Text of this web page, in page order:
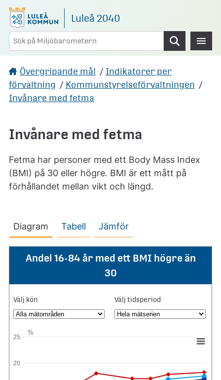
Gå direkt till sidans innehåll
Luleå 2040
Sök
Övergripande mål / Indikatorer per
förvaltning / Kommunstyrelseförvaltningen /
Invånare med fetma
Invånare med fetma
Fetma har personer med ett Body Mass Index
(BMI) på 30 eller högre. BMI är ett mått på
förhållandet mellan vikt och längd.
Diagram Tabell Jämför
Andel 16-84 år med ett BMI högre än
30
Välj kön Välj tidsperiod
%
20
25